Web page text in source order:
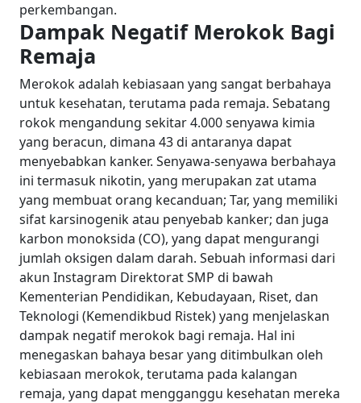
perkembangan.
Dampak Negatif Merokok Bagi
Remaja
Merokok adalah kebiasaan yang sangat berbahaya
untuk kesehatan, terutama pada remaja. Sebatang
rokok mengandung sekitar 4.000 senyawa kimia
yang beracun, dimana 43 di antaranya dapat
menyebabkan kanker. Senyawa-senyawa berbahaya
ini termasuk nikotin, yang merupakan zat utama
yang membuat orang kecanduan; Tar, yang memiliki
sifat karsinogenik atau penyebab kanker; dan juga
karbon monoksida (CO), yang dapat mengurangi
jumlah oksigen dalam darah. Sebuah informasi dari
akun Instagram Direktorat SMP di bawah
Kementerian Pendidikan, Kebudayaan, Riset, dan
Teknologi (Kemendikbud Ristek) yang menjelaskan
dampak negatif merokok bagi remaja. Hal ini
menegaskan bahaya besar yang ditimbulkan oleh
kebiasaan merokok, terutama pada kalangan
remaja, yang dapat mengganggu kesehatan mereka